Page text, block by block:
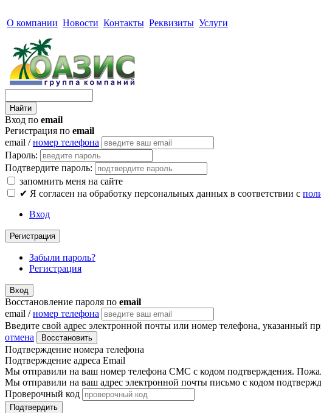
О компании Новости Контакты Реквизиты Услуги
Вход по email
Регистрация по email
email /номер телефона
Пароль:
Подтвердите пароль:
запомнить меня на сайте
✔ Я согласен на обработку персональных данных в соответствии с
Вход
Регистрация
Забыли пароль?
Регистрация
Вход
Восстановление пароля по email
email /номер телефона
Введите свой адрес электронной почты или номер телефона, указанный
отмена
Восстановить
Подтверждение номера телефона
Подтверждение адреса Email
Мы отправили на ваш номер телефона СМС с кодом подтверждения.
Мы отправили на ваш адрес электронной почты письмо с кодом
Проверочный код
Подтвердить